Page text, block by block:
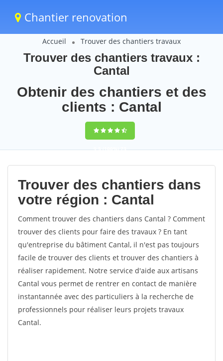
Chantier renovation
Accueil Trouver des chantiers travaux
Trouver des chantiers travaux :
Cantal
Obtenir des chantiers et des
clients : Cantal
9,5(100%)73
votes
Trouver des chantiers dans
votre région : Cantal
Comment trouver des chantiers dans Cantal ? Comment
trouver des clients pour faire des travaux ? En tant
qu'entreprise du bâtiment Cantal, il n'est pas toujours
facile de trouver des clients et trouver des chantiers à
réaliser rapidement. Notre service d'aide aux artisans
Cantal vous permet de rentrer en contact de manière
instantannée avec des particuliers à la recherche de
professionnels pour réaliser leurs projets travaux
Cantal.